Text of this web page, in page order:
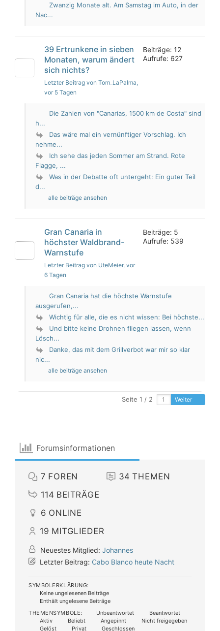
Zwanzig Monate alt. Am Samstag im Auto, in der
Nac...
39 Ertrunkene in sieben
Monaten, warum ändert
sich nichts?
Letzter Beitrag von Tom_LaPalma,
vor 5 Tagen
Beiträge: 12
Aufrufe: 627
Die Zahlen von "Canarias, 1500 km de Costa" sind
h...
Das wäre mal ein vernünftiger Vorschlag. Ich
nehme...
Ich sehe das jeden Sommer am Strand. Rote
Flagge, ...
Was in der Debatte oft untergeht: Ein guter Teil
d...
alle beiträge ansehen
Gran Canaria in
höchster Waldbrand-
Warnstufe
Letzter Beitrag von UteMeier, vor
6 Tagen
Beiträge: 5
Aufrufe: 539
Gran Canaria hat die höchste Warnstufe
ausgerufen,...
Wichtig für alle, die es nicht wissen: Bei höchste...
Und bitte keine Drohnen fliegen lassen, wenn
Lösch...
Danke, das mit dem Grillverbot war mir so klar
nic...
alle beiträge ansehen
Seite 1 / 2 Weiter
Forumsinformationen
7 FOREN 34 THEMEN
114 BEITRÄGE
6 ONLINE
19 MITGLIEDER
Neuestes Mitglied: Johannes
Letzter Beitrag: Cabo Blanco heute Nacht
SYMBOLERKLÄRUNG:
Keine ungelesenen Beiträge
Enthält ungelesene Beiträge
THEMENSYMBOLE:
Unbeantwortet
Beantwortet
Aktiv
Beliebt Angepinnt
Nicht freigegeben
Gelöst
Privat Geschlossen